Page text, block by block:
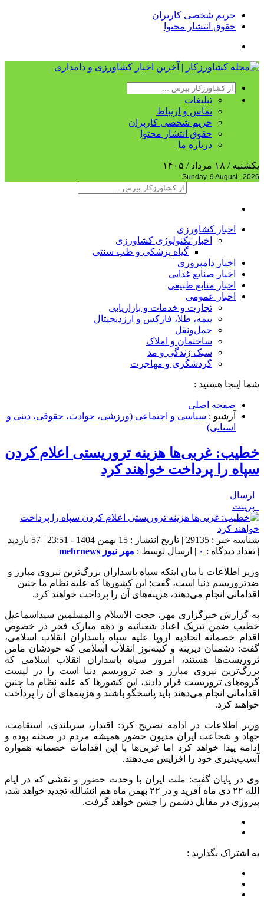
حریم شخصی کاربران
حقوق انتشار محتوا
تبلیغات
تماس و ارتباط
حریم شخصی کاربران
حقوق انتشار محتوا
درباره ما
یکشنبه / ۱۸ مرداد / ۱۴۰۵
Sunday, 9 August , 2026
اخبار کشاورزی
اخبار تکنولوژی کشاورزی
گیاه پزشکی و طب سنتی
اخبار دامپروری
اخبار صنایع غذایی
اخبار منابع طبیعی
اخبار عمومی
تجارت و خدمات و بازاریابی
بیمه، طلا، فارکس و ارزدیجیتال
حمل‌و‌نقل
ساختمان و املاک
سبک زندگی و مد
گردشگری و مهاجرت
شما اینجا هستید :
صفحه اصلی
آرشیو : سیاسی و اجتماعی (ورزشی، حوادث، حقوقی، دینی و
استانی)
خطیب: غربی‌ها هزینه‌ تروریستی اعلام کردن
سپاه را پرداخت خواهند کرد
ارسال
پرینت
شناسه خبر : 29135 | تاریخ انتشار : 15 بهمن 1404 - 23:51 | 57 بازدید
| تعداد دیدگاه : ۰ | ارسال توسط : مهر نیوز mehrnews
وزیر اطلاعات با بیان اینکه سپاه پاسداران بزرگ‌ترین نیروی مبارز و
ضدتروریسم دنیا است، گفت: این کشورها که علیه نظام ما چنین
اقداماتی انجام می‌دهند، هزینه‌های آن را پرداخت خواهند کرد.
به گزارش خبرگزاری مهر، حجت الاسلام و المسلمین سیداسماعیل
خطیب ضمن تبریک اعیاد شعبانیه و دهه مبارک فجر در خصوص
اقدام خصمانه اتحادیه اروپا علیه سپاه پاسداران انقلاب اسلامی،
گفت: دشمنان دیرینه و کینه‌توز انقلاب اسلامی که خودشان مامن
تروریست‌ها هستند، امروز سپاه پاسداران انقلاب اسلامی که
بزرگ‌ترین نیروی مبارز و ضد تروریسم دنیا است را در لیست
گروه‌های تروریست قرار دادند، این کشورها که علیه نظام ما چنین
اقداماتی انجام می‌دهند باید پاسخگو باشند و هزینه‌های آن را پرداخت
خواهند کرد.
وزیر اطلاعات در ادامه تصریح کرد: اقتدار، سربلندی، استقامت،
جهاد و شجاعت ایران مدیون حضور همیشه مردم در صحنه بوده و
ادامه پیدا خواهد کرد اما غربی‌ها با این اقدامات خصمانه همواره
آسیب‌پذیری خود را افزایش می‌دهند.
وی در پایان گفت: ملت ایران با وحدت حضور و نقشی که در ایام
الله ۲۲ دی ماه آفرید و در ۲۲ بهمن ماه هم انشالله تجدید خواهد شد،
پیروزی در مقابل دشمن را جشن خواهد گرفت.
به اشتراک بگذارید :